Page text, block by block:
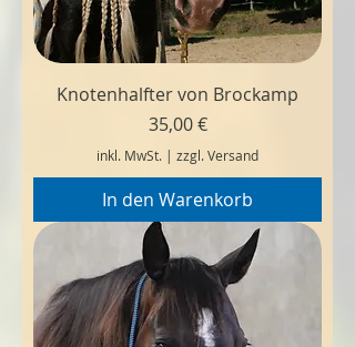
Knotenhalfter von Brockamp
Preis
35,00 €
inkl. MwSt. | zzgl. Versand
In den Warenkorb